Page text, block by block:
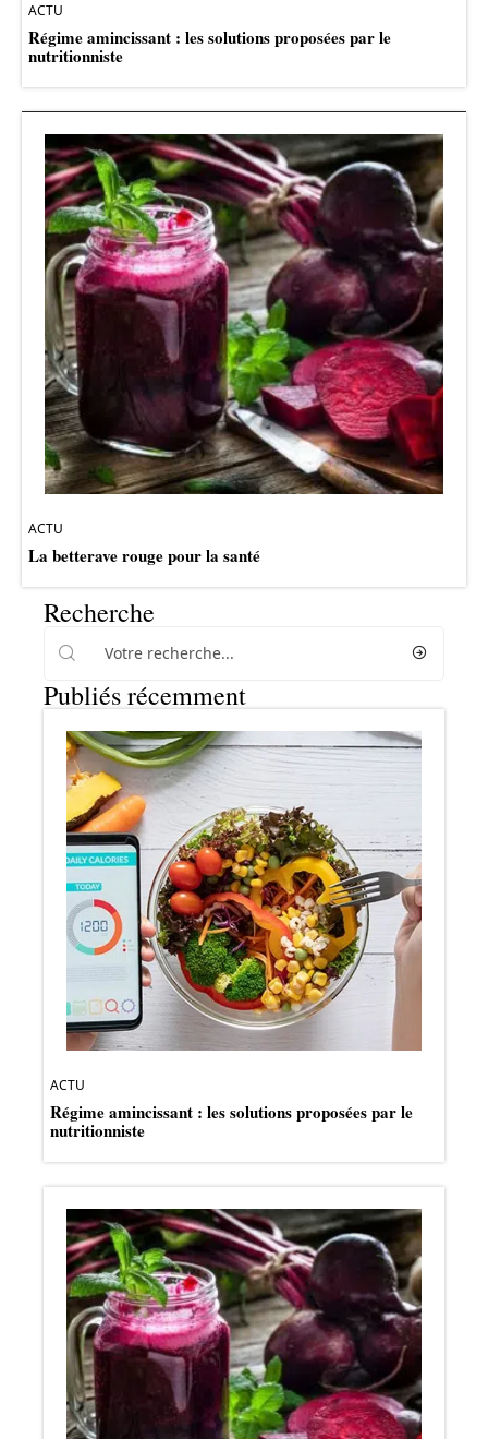
ACTU
Régime amincissant : les solutions proposées par le
nutritionniste
ACTU
La betterave rouge pour la santé
Recherche
Publiés récemment
ACTU
Régime amincissant : les solutions proposées par le
nutritionniste